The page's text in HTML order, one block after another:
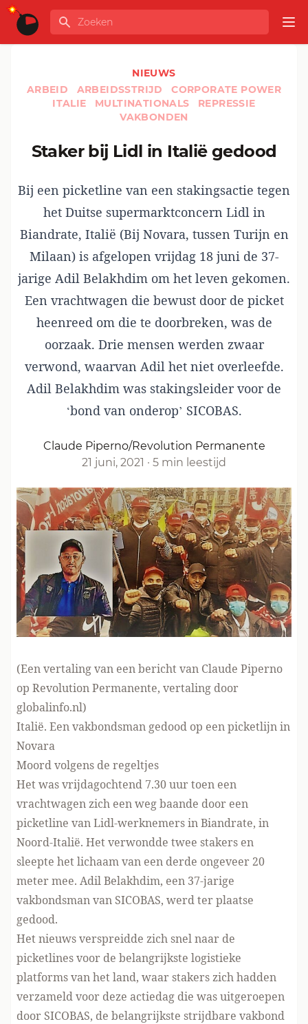
Ga naar de inhoud
GLOBALINFO
Zoeken
NIEUWS
ARBEID
ARBEIDSSTRIJD
CORPORATE POWER
ITALIE
MULTINATIONALS
REPRESSIE
VAKBONDEN
Staker bij Lidl in Italië gedood
Bij een picketline van een stakingsactie tegen
het Duitse supermarktconcern Lidl in
Biandrate, Italië (Bij Novara, tussen Turijn en
Milaan) is afgelopen vrijdag 18 juni de 37-
jarige Adil Belakhdim om het leven gekomen.
Een vrachtwagen die bewust door de picket
heenreed om die te doorbreken, was de
oorzaak. Drie mensen werden zwaar
verwond, waarvan Adil het niet overleefde.
Adil Belakhdim was stakingsleider voor de
‘bond van onderop’ SICOBAS.
Claude Piperno/Revolution Permanente
21 juni, 2021 · 5 min leestijd
(Een vertaling van een bericht van Claude Piperno
op Revolution Permanente, vertaling door
globalinfo.nl)
Italië. Een vakbondsman gedood op een picketlijn in
Novara
Moord volgens de regeltjes
Het was vrijdagochtend 7.30 uur toen een
vrachtwagen zich een weg baande door een
picketline van Lidl-werknemers in Biandrate, in
Noord-Italië. Het verwondde twee stakers en
sleepte het lichaam van een derde ongeveer 20
meter mee. Adil Belakhdim, een 37-jarige
vakbondsman van SICOBAS, werd ter plaatse
gedood.
Het nieuws verspreidde zich snel naar de
picketlines voor de belangrijkste logistieke
platforms van het land, waar stakers zich hadden
verzameld voor deze actiedag die was uitgeroepen
doorSICOBAS, de belangrijkste strijdbare vakbond